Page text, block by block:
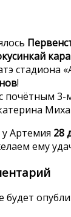
стадиона
!
почётным 3-
Артемия 28
ему
будет